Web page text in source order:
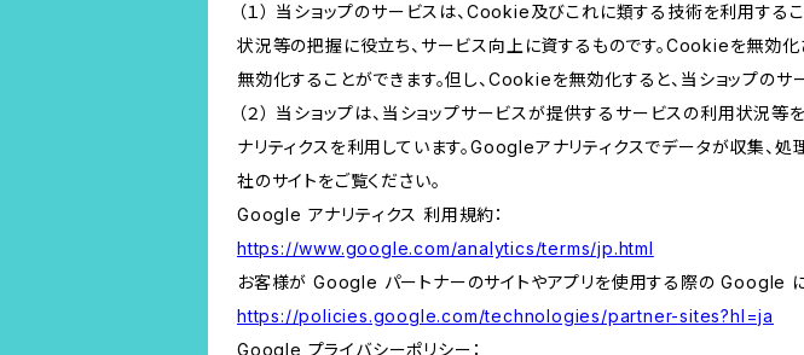
（１） 当ショップのサービスは、Cookie及びこれに類する技術を利用する
状況等の把握に役立ち、サービス向上に資するものです。Cookieを無効
無効化することができます。但し、Cookieを無効化すると、当ショップの
（２） 当ショップは、当ショップサービスが提供するサービスの利用状
ナリティクスを利用しています。Googleアナリティクスでデータが収集、
社のサイトをご覧ください。
Google アナリティクス 利用規約：
https://www.google.com/analytics/terms/jp.html
お客様が Google パートナーのサイトやアプリを使用する際の Google に
https://policies.google.com/technologies/partner-sites?hl=ja
Google プライバシーポリシー：